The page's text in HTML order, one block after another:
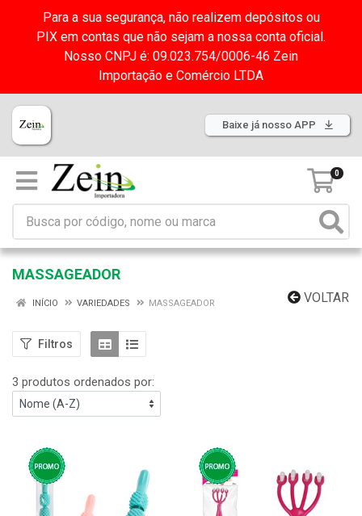
Para a sua segurança, não realizem depósitos ou
PIX em contas que não sejam a nossa conta oficial.
Nosso CNPJ é: 09.023.754/0006-46 Zein
Importação e Comércio LTDA
Baixe já nosso APP
0
MASSAGEADOR
VOLTAR
INÍCIO VARIEDADES MASSAGEADOR
Filtros
3 produtos ordenados por: